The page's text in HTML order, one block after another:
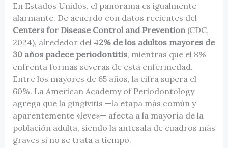
En Estados Unidos, el panorama es igualmente
alarmante. De acuerdo con datos recientes del
Centers for Disease Control and Prevention(CDC,
2024), alrededor del 42% de los adultos mayores de
30 años padece periodontitis, mientras que el 8%
enfrenta formas severas de esta enfermedad.
Entre los mayores de 65 años, la cifra supera el
60%. La American Academy of Periodontology
agrega que la gingivitis —la etapa más común y
aparentemente «leve»— afecta a la mayoría de la
población adulta, siendo la antesala de cuadros más
graves si no se trata a tiempo.